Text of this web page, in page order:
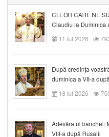
CELOR CARE NE
Claudiu la Duminica
11 Iul 2026
După credinţa
duminica a VII-a
18 Iul 2026
Adevăratul banchet:
VIII-a după Rusalii